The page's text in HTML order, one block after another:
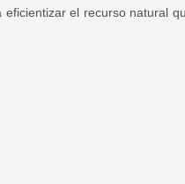
el recurso natural